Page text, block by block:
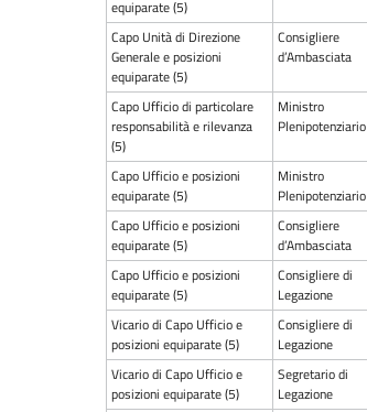
equiparate (5)
Capo Unità di Direzione
Generale e posizioni
equiparate (5)
Consigliere
d’Ambasciata
Capo Ufficio di particolare
responsabilità e rilevanza
(5)
Ministro
Plenipotenziario
Capo Ufficio e posizioni
equiparate (5)
Ministro
Plenipotenziario
Capo Ufficio e posizioni
equiparate (5)
Consigliere
d’Ambasciata
Capo Ufficio e posizioni
equiparate (5)
Consigliere di
Legazione
Vicario di Capo Ufficio e
posizioni equiparate (5)
Consigliere di
Legazione
Vicario di Capo Ufficio e
posizioni equiparate (5)
Segretario di
Legazione